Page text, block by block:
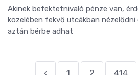
Akinek befektetnivaló pénze van,
közelében fekvő utcákban
aztán bérbe adhat
‹ 1 2 414